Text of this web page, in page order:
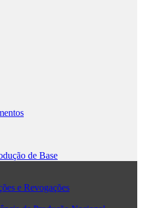
de Base
e Revogações